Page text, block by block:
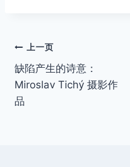
文
章
导
上一页
缺陷产生的诗意：
Miroslav Tichý 摄影作
品